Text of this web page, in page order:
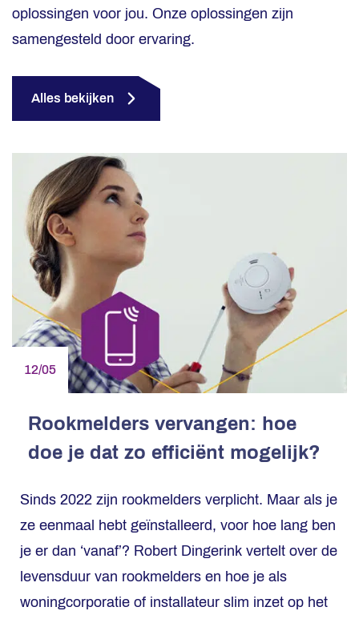
oplossingen voor jou. Onze oplossingen zijn
samengesteld door ervaring.
Alles bekijken
12/05
Rookmelders vervangen: hoe
doe je dat zo efficiënt mogelijk?
Sinds 2022 zijn rookmelders verplicht. Maar als je
ze eenmaal hebt geïnstalleerd, voor hoe lang ben
je er dan ‘vanaf’? Robert Dingerink vertelt over de
levensduur van rookmelders en hoe je als
woningcorporatie of installateur slim inzet op het